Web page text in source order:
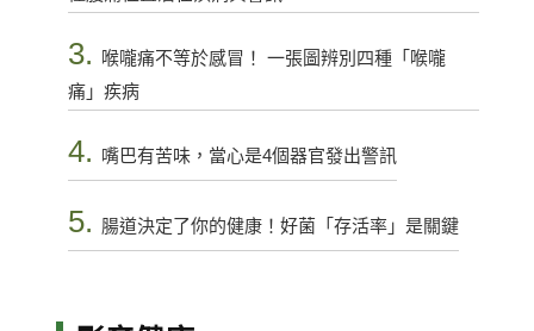
3.
喉嚨痛不等於感冒！ 一張圖辨別四種「喉嚨
痛」疾病
4. 嘴巴有苦味，當心是4個器官發出警訊
5. 腸道決定了你的健康！好菌「存活率」是關鍵